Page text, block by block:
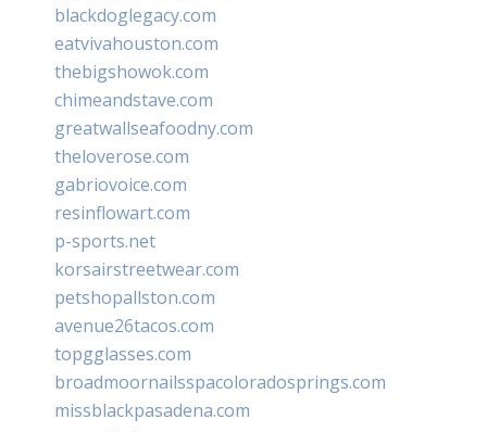
blackdoglegacy.com
eatvivahouston.com
thebigshowok.com
chimeandstave.com
greatwallseafoodny.com
theloverose.com
gabriovoice.com
resinflowart.com
p-sports.net
korsairstreetwear.com
petshopallston.com
avenue26tacos.com
topgglasses.com
broadmoornailsspacoloradosprings.com
missblackpasadena.com